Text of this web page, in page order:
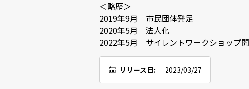
＜略歴＞
2019年9月　市民団体発足
2020年5月　法人化
2022年5月　サイレントワークショップ
リリース日: 2023/03/27